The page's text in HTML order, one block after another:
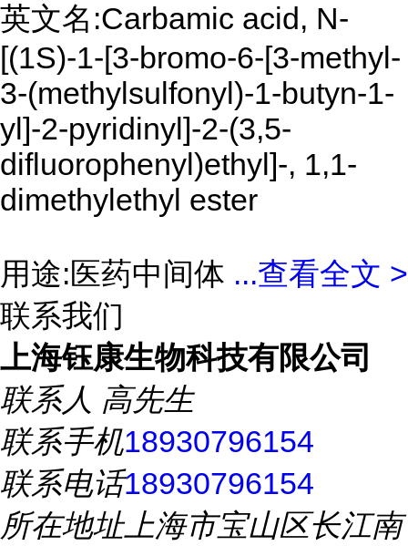
英文名:Carbamic acid, N-
[(1S)-1-[3-bromo-6-[3-methyl-
3-(methylsulfonyl)-1-butyn-1-
yl]-2-pyridinyl]-2-(3,5-
difluorophenyl)ethyl]-, 1,1-
dimethylethyl ester
用途:医药中间体 ...查看全文 >
联系我们
上海钰康生物科技有限公司
联系人 高先生
联系手机18930796154
联系电话18930796154
所在地址上海市宝山区长江南